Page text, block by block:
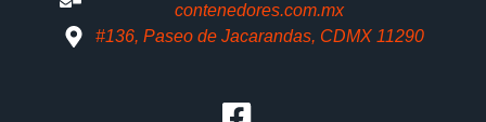
contenedores.com.mx
#136, Paseo de Jacarandas, CDMX 11290